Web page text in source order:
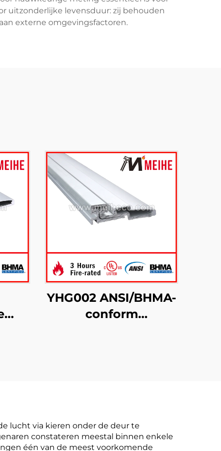
uitzonderlijke levensduur: zij behouden
externe omgevingsfactoren.
YHG002 ANSI/BHMA-
conform
lucht via kieren onder de deur te
constateren meestal binnen enkele
één van de meest voorkomende